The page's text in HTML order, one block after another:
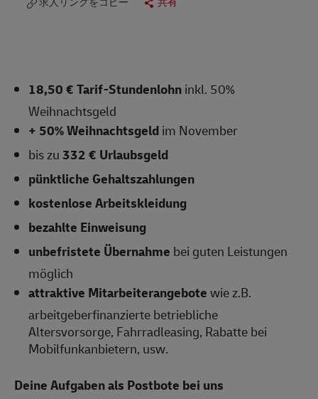
18,50 € Tarif-Stundenlohninkl. 50%
Weihnachtsgeld
+ 50% Weihnachtsgeldim November
bis zu332 € Urlaubsgeld
pünktliche Gehaltszahlungen
kostenloseArbeitskleidung
bezahlte Einweisung
unbefristete Übernahme bei guten Leistungen
möglich
attraktive Mitarbeiterangebotewie z.B.
arbeitgeberfinanzierte betriebliche
Altersvorsorge, Fahrradleasing, Rabatte bei
Mobilfunkanbietern, usw.
Deine Aufgaben als Postbote bei uns